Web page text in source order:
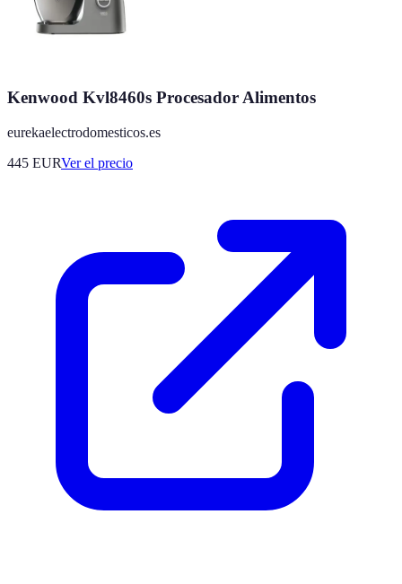
Kenwood Kvl8460s Procesador Alimentos
eurekaelectrodomesticos.es
445 EURVer el precio